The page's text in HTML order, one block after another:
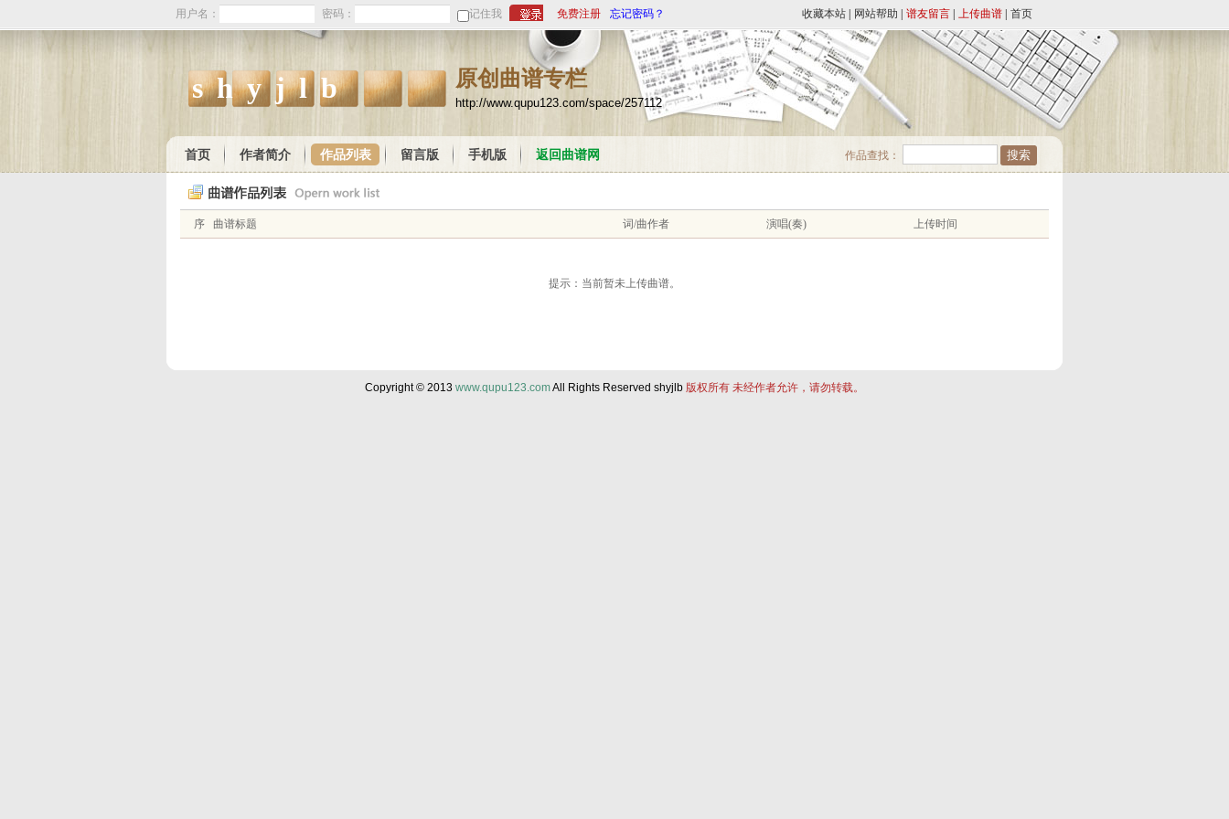
用户名： 密码： 记住我 免费注册 忘记密码？ 收藏本站 网站帮助 谱友留言 上传曲谱 首页
shyjlb 原创曲谱专栏
http://www.qupu123.com/space/257112
作品查找：
首页 作者简介 作品列表 留言版 手机版 返回曲谱网
序 曲谱标题 词/曲作者 演唱(奏) 上传时间
提示：当前暂未上传曲谱。
Copyright © 2013 www.qupu123.comAll Rights Reserved shyjlb 版权所有 未经作者允许，请勿转载。